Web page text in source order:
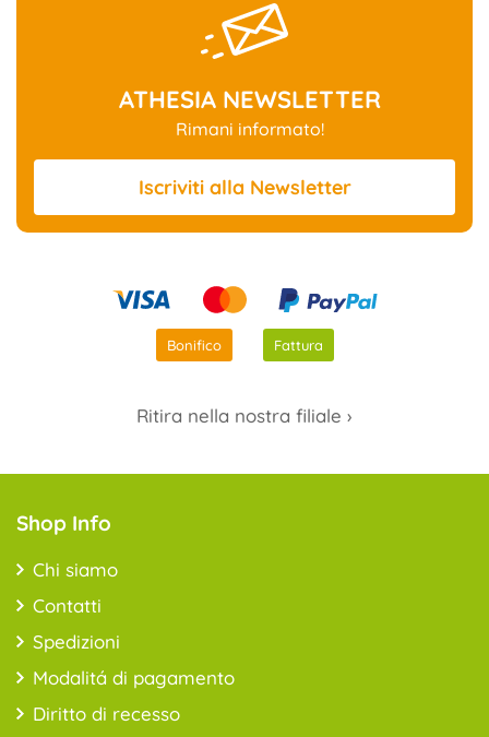
ATHESIA NEWSLETTER
Rimani informato!
Iscrivitialla Newsletter
Bonifico Fattura
Ritira nella nostra filiale ›
Shop Info
Chi siamo
Contatti
Spedizioni
Modalitá di pagamento
Diritto di recesso